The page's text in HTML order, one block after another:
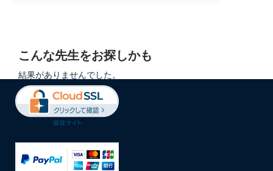
こんな先生をお探しかも
結果がありませんでした。